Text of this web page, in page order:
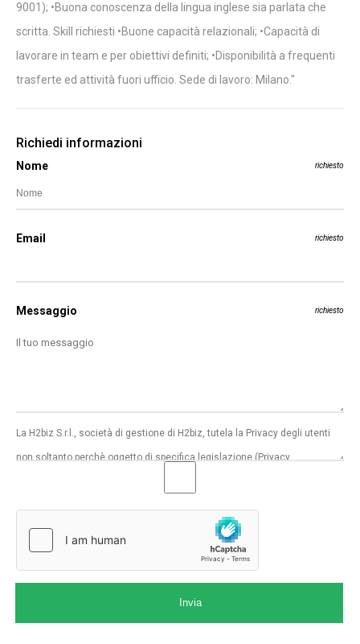
9001); •Buona conoscenza della lingua inglese sia parlata che
scritta. Skill richiesti •Buone capacità relazionali; •Capacità di
lavorare in team e per obiettivi definiti; •Disponibilità a frequenti
trasferte ed attività fuori ufficio. Sede di lavoro: Milano."
Richiedi informazioni
Nome richiesto
Email richiesto
Messaggio richiesto
Invia